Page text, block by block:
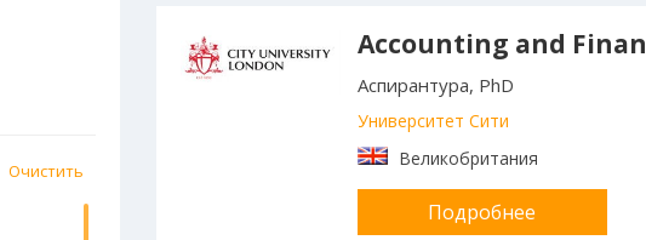
Очистить
Accounting and
Аспирантура, PhD
Университет Сити
Великобритания
Подробнее